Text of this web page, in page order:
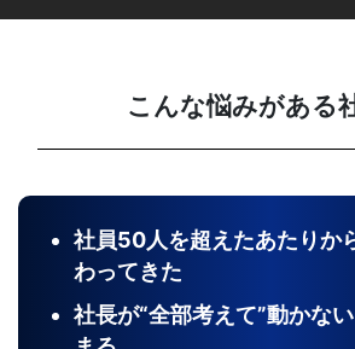
こんな悩みがある
社員50人を超えたあたりか
わってきた
社長が“全部考えて”動かな